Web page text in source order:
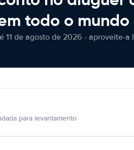
todo o mundo
11 de agosto de 2026 - aproveite-a
para levantamento